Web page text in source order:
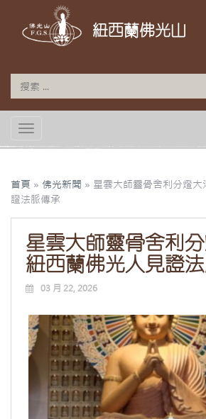
紐西蘭佛光山
TOGGLE NAVIGATION
首頁 » 佛光新聞 » 星雲大師靈骨舍利分燈
證法脈傳承
星雲大師靈骨舍利
紐西蘭佛光人見證
03 月 22, 2026